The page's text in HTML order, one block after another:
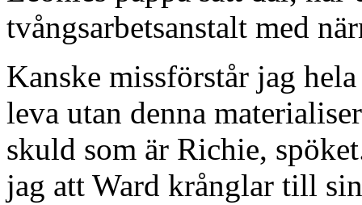
tvångsarbetsanstalt med
Kanske missförstår jag
leva utan denna
skuld som är Richie,
jag att Ward krånglar till